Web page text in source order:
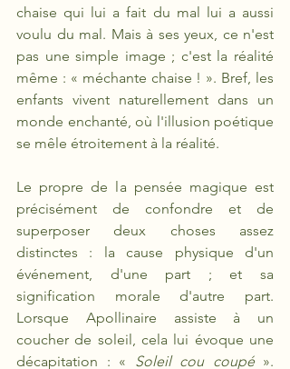
chaise qui lui a fait du mal lui a aussi
voulu du mal. Mais à ses yeux, ce n'est
pas une simple image ; c'est la réalité
même : « méchante chaise ! ». Bref, les
enfants vivent naturellement dans un
monde enchanté, où l'illusion poétique
se mêle étroitement à la réalité.
Le propre de la pensée magique est
précisément de confondre et de
superposer deux choses assez
distinctes : la cause physique d'un
événement, d'une part ; et
sa
signification
morale d'autre part.
Lorsque Apollinaire assiste à un
coucher de soleil, cela lui évoque une
décapitation : « Soleil cou coupé ».